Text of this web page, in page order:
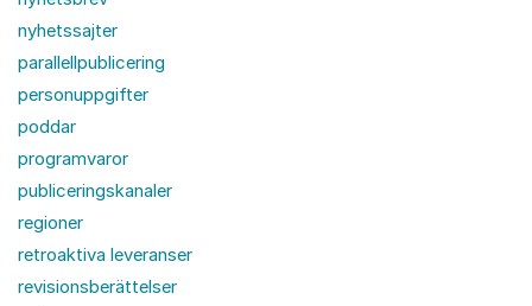
nyhetssajter
parallellpublicering
personuppgifter
poddar
programvaror
publiceringskanaler
regioner
retroaktiva leveranser
revisionsberättelser